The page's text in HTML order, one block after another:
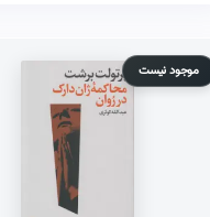
موجود نیست